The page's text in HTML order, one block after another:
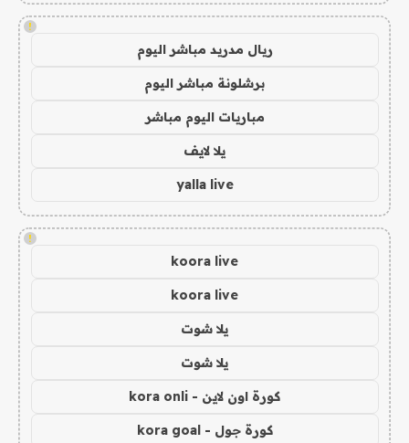
!
ريال مدريد مباشر اليوم
برشلونة مباشر اليوم
مباريات اليوم مباشر
يلا لايف
yalla live
!
koora live
koora live
يلا شوت
يلا شوت
كورة اون لاين - kora onli
كورة جول - kora goal